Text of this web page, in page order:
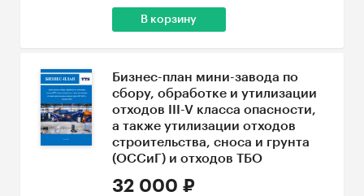
В корзину
Бизнес-план мини-завода по
сбору, обработке и утилизации
отходов III-V класса опасности,
а также утилизации отходов
строительства, сноса и грунта
(ОССиГ) и отходов ТБО
32 000 ₽